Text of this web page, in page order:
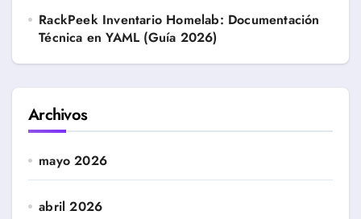
RackPeek Inventario Homelab: Documentación
Técnica en YAML (Guía 2026)
Archivos
mayo 2026
abril 2026